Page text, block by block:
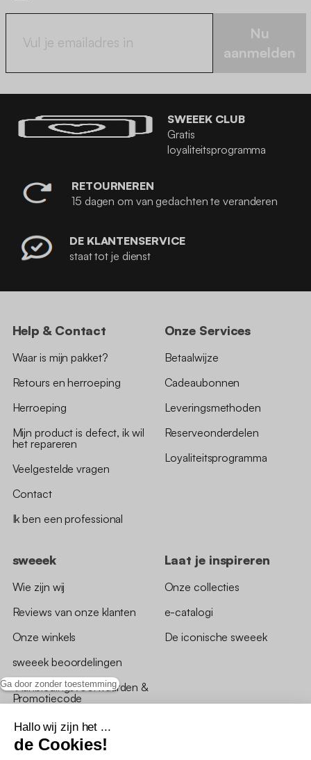
Ga door zonder toestemming
Hallo wij zijn het ...
de Cookies!
Nu
aanmelden
SWEEEK CLUB
Gratis
loyaliteitsprogramma
RETOURNEREN
15 dagen om van gedachten te veranderen
DE KLANTENSERVICE
staat tot je dienst
Help & Contact
Waar is mijn pakket?
Retours en herroeping
Herroeping
Mijn product is defect, ik wil
het repareren
Veelgestelde vragen
Contact
Ik ben een professional
Onze Services
Betaalwijze
Cadeaubonnen
Leveringsmethoden
Reserveonderdelen
Loyaliteitsprogramma
sweeek
Wie zijn wij
Reviews van onze klanten
Onze winkels
sweeek beoordelingen
*Aanbiedingsvoorwaarden &
Promotiecode
Laat je inspireren
Onze collecties
e-catalogi
De iconische sweeek